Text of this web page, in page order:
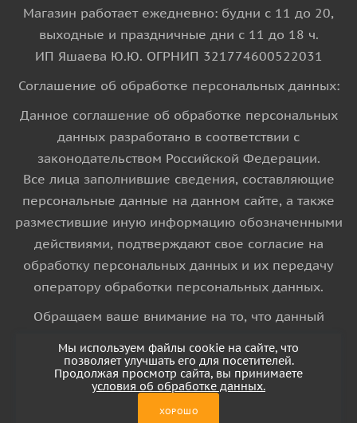
Магазин работает ежедневно: будни с 11 до 20,
выходные и праздничные дни с 11 до 18 ч.
ИП Яшаева Ю.Ю. ОГРНИП 321774600522031
Соглашение об обработке персональных данных:
Данное соглашение об обработке персональных
данных разработано в соответствии с
законодательством Российской Федерации.
Все лица заполнившие сведения, составляющие
персональные данные на данном сайте, а также
разместившие иную информацию обозначенными
действиями, подтверждают свое согласие на
обработку персональных данных и их передачу
оператору обработки персональных данных.
Обращаем ваше внимание на то, что данный
информационный характер и ни при каких
условиях информационные материалы и цены,
Мы используем файлы cookie на сайте, что
позволяет улучшать его для посетителей.
Продолжая просмотр сайта, вы принимаете
условия об обработке данных.
ХОРОШО